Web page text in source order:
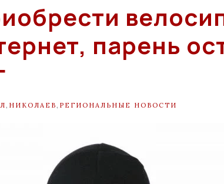
парень
НИКОЛАЕВ РЕГИОНАЛЬНЫЕ НОВОСТИ